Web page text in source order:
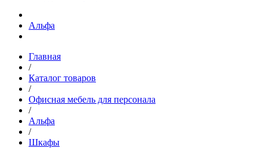
Альфа
Главная
/
Каталог товаров
/
Офисная мебель для персонала
/
Альфа
/
Шкафы